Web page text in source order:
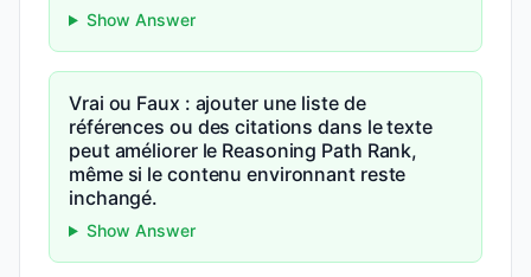
Show Answer
Vrai ou Faux : ajouter une liste de
références ou des citations dans le texte
peut améliorer le Reasoning Path Rank,
même si le contenu environnant reste
inchangé.
Show Answer